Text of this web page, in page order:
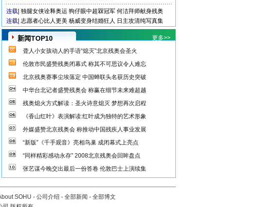
连载| 独腿女侠诠释奥运 狗仔眼中超槑冠军 何洁拜师献身残奥
连载| 志愿者心比人更美 杨威变身结婚狂人 日主攻清纯写真集
新闻TOP10
更多>>
聋人小女孩动人的手语“熄灭”北京残奥会圣火
伦敦市民盛赞残奥闭幕式 称其不可思议令人难忘
北京残奥赛事尘埃落定 中国蝉联头名获历史突破
中华台北记者盛赞残奥会 称赢在细节未来难超越
残奥熄火方式解读：圣火诗意熄灭 梦想再次启程
《香山红叶》表演解读:红叶成为独特的艺术形象
外媒盛赞北京残奥会 称推动中国残疾人事业发展
“新版”《千手观音》亮相鸟巢 成闭幕式上亮点
“同样精彩感动永存” 2008北京残奥会回眸盘点
张艺谋今晚交出最后一份答卷 伦敦巴士上演续集
SOHU - 公司介绍 - 全部新闻 - 全部博文